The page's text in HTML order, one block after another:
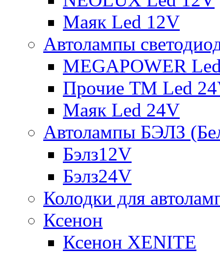
Маяк Led 12V
Автолампы
MEGAPOWER
Прочие ТМ Led
Маяк Led 24V
Автолампы БЭЛЗ
Бэлз12V
Бэлз24V
Колодки для
Ксенон
Ксенон XENITE